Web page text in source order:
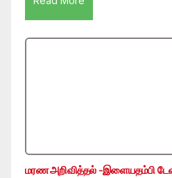
மரண அறிவித்தல் -இளையதம்பி